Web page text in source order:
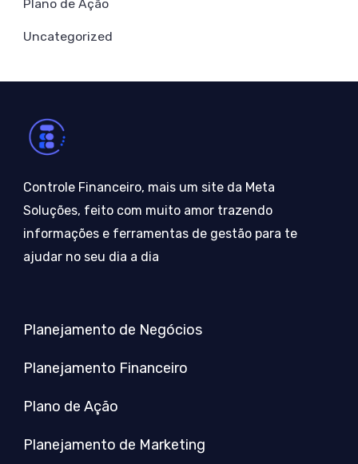
Plano de Ação
Uncategorized
Controle Financeiro, mais um site da Meta
Soluções, feito com muito amor trazendo
informações e ferramentas de gestão para te
ajudar no seu dia a dia
Planejamento de Negócios
Planejamento Financeiro
Plano de Ação
Planejamento de Marketing